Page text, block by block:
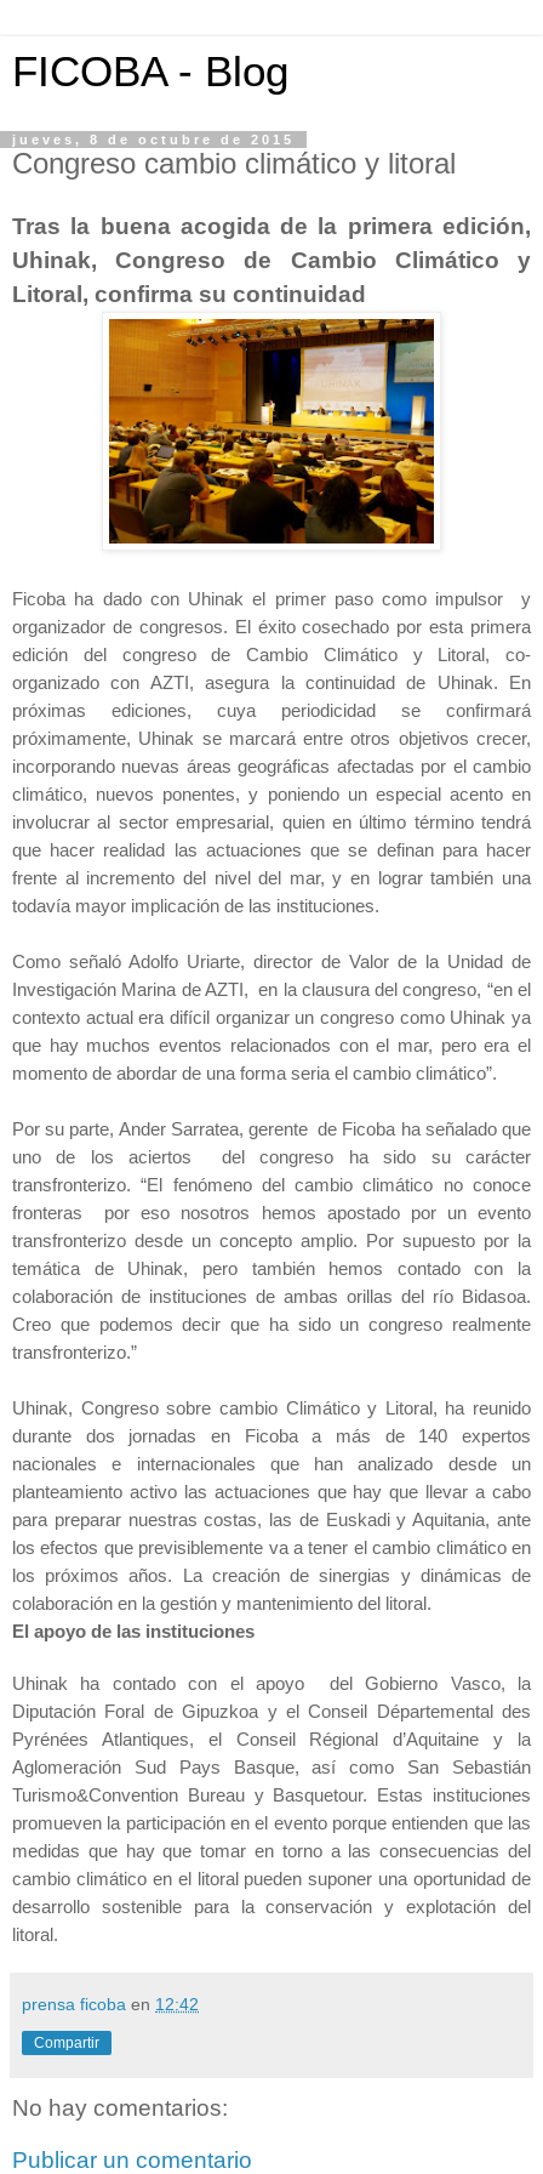
FICOBA - Blog
jueves, 8 de octubre de 2015
Congreso cambio climático y litoral
Tras la buena acogida de la primera edición,
Uhinak, Congreso de Cambio Climático y
Litoral, confirma su continuidad
Ficoba ha dado con Uhinak el primer paso como impulsor
y
organizador de congresos. El éxito cosechado por esta primera
edición del congreso de Cambio Climático y Litoral, co-
organizado con AZTI, asegura la continuidad de Uhinak. En
próximas ediciones, cuya periodicidad se confirmará
próximamente, Uhinak se marcará entre otros objetivos crecer,
incorporando nuevas áreas geográficas afectadas por el cambio
climático, nuevos ponentes, y poniendo un especial acento en
involucrar al sector empresarial, quien en último término tendrá
que hacer realidad las actuaciones que se definan para hacer
frente al incremento del nivel del mar, y en lograr también una
todavía mayor implicación de las instituciones.
Como señaló Adolfo Uriarte, director de Valor de la Unidad de
Investigación Marina de AZTI, en la clausura del congreso, “en el
contexto actual era difícil organizar un congreso como Uhinak ya
que hay muchos eventos relacionados con el mar, pero era el
momento de abordar de una forma seria el cambio climático”.
Por su parte, Ander Sarratea, gerente de Ficoba ha señalado que
uno de los aciertos del congreso ha sido su carácter
transfronterizo. “El fenómeno del cambio climático no conoce
fronteras por eso nosotros hemos apostado por un evento
transfronterizo desde un concepto amplio. Por supuesto por la
temática de Uhinak, pero también hemos contado con la
colaboración de instituciones de ambas orillas del río Bidasoa.
Creo que podemos decir que ha sido un congreso realmente
transfronterizo.”
Uhinak, Congreso sobre cambio Climático y Litoral, ha reunido
durante dos jornadas en Ficoba a más de 140 expertos
nacionales e internacionales que han analizado desde un
planteamiento activo las actuaciones que hay que llevar a cabo
para preparar nuestras costas, las de Euskadi y Aquitania, ante
los efectos que previsiblemente va a tener el cambio climático en
los próximos años. La creación de sinergias y dinámicas de
colaboración en la gestión y mantenimiento del litoral.
El apoyo de las instituciones
Uhinak ha contado con el apoyo del Gobierno Vasco, la
Diputación Foral de Gipuzkoa y el Conseil Départemental des
Pyrénées Atlantiques, el Conseil Régional d’Aquitaine y la
Aglomeración Sud Pays Basque, así como San Sebastián
Turismo&Convention Bureau y Basquetour. Estas instituciones
promueven la participación en el evento porque entienden que las
medidas que hay que tomar en torno a las consecuencias del
cambio climático en el litoral pueden suponer una oportunidad de
desarrollo sostenible para la conservación y explotación del
litoral.
prensa ficoba en 12:42
Compartir
No hay comentarios:
Publicar un comentario